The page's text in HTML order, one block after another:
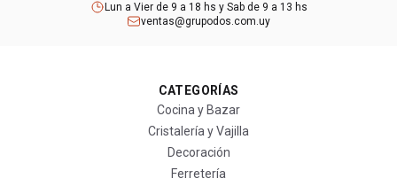
Lun a Vier de 9 a 18 hs y Sab de 9 a 13 hs
ventas@grupodos.com.uy
CATEGORÍAS
Cocina y Bazar
Cristalería y Vajilla
Decoración
Ferretería